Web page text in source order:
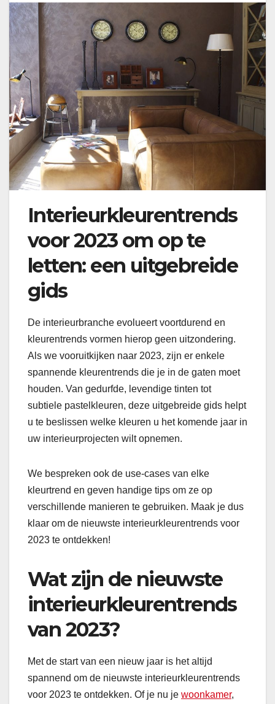
Interieurkleurentrends
voor 2023 om op te
letten: een uitgebreide
gids
De interieurbranche evolueert voortdurend en
kleurentrends vormen hierop geen uitzondering.
Als we vooruitkijken naar 2023, zijn er enkele
spannende kleurentrends die je in de gaten moet
houden. Van gedurfde, levendige tinten tot
subtiele pastelkleuren, deze uitgebreide gids helpt
u te beslissen welke kleuren u het komende jaar in
uw interieurprojecten wilt opnemen.
We bespreken ook de use-cases van elke
kleurtrend en geven handige tips om ze op
verschillende manieren te gebruiken. Maak je dus
klaar om de nieuwste interieurkleurentrends voor
2023 te ontdekken!
Wat zijn de nieuwste
interieurkleurentrends
van 2023?
Met de start van een nieuw jaar is het altijd
spannend om de nieuwste interieurkleurentrends
voor 2023 te ontdekken. Of je nu je woonkamer,